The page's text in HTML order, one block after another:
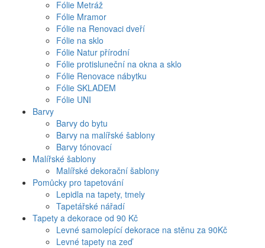
Fólie Metráž
Fólie Mramor
Fólie na Renovaci dveří
Fólie na sklo
Fólie Natur přírodní
Fólie protisluneční na okna a sklo
Fólie Renovace nábytku
Fólie SKLADEM
Fólie UNI
Barvy
Barvy do bytu
Barvy na malířské šablony
Barvy tónovací
Malířské šablony
Malířské dekorační šablony
Pomůcky pro tapetování
Lepidla na tapety, tmely
Tapetářské nářadí
Tapety a dekorace od 90 Kč
Levné samolepící dekorace na stěnu za 90Kč
Levné tapety na zeď